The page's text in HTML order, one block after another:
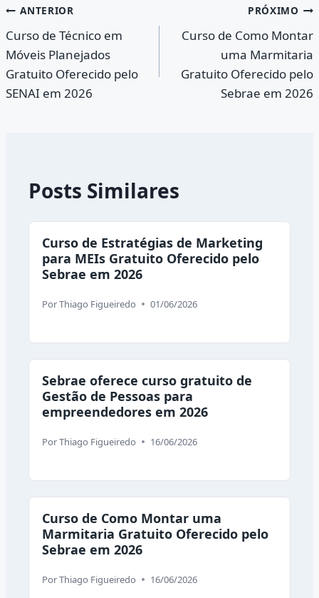
Navegação
de
Post
ANTERIOR
Curso de Técnico em
Móveis Planejados
Gratuito Oferecido pelo
SENAI em 2026
PRÓXIMO
Curso de Como Montar
uma Marmitaria
Gratuito Oferecido pelo
Sebrae em 2026
Posts Similares
Curso de Estratégias de Marketing
para MEIs Gratuito Oferecido pelo
Sebrae em 2026
PorThiago Figueiredo 01/06/2026
Sebrae oferece curso gratuito de
Gestão de Pessoas para
empreendedores em 2026
PorThiago Figueiredo 16/06/2026
Curso de Como Montar uma
Marmitaria Gratuito Oferecido pelo
Sebrae em 2026
PorThiago Figueiredo 16/06/2026